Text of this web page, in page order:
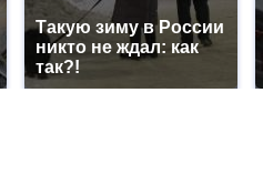
Такую зиму в России
никто не ждал: как
так?!